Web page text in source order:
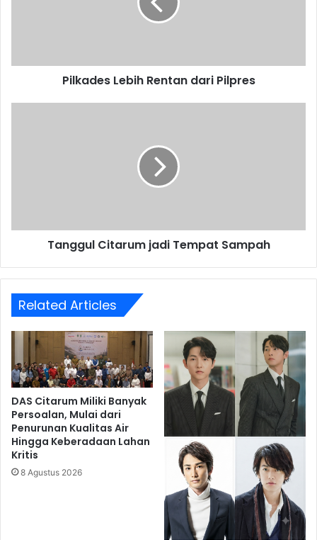
Pilkades Lebih Rentan dari Pilpres
Tanggul Citarum jadi Tempat Sampah
Related Articles
DAS Citarum Miliki Banyak
Persoalan, Mulai dari
Penurunan Kualitas Air
Hingga Keberadaan Lahan
Kritis
8 Agustus 2026